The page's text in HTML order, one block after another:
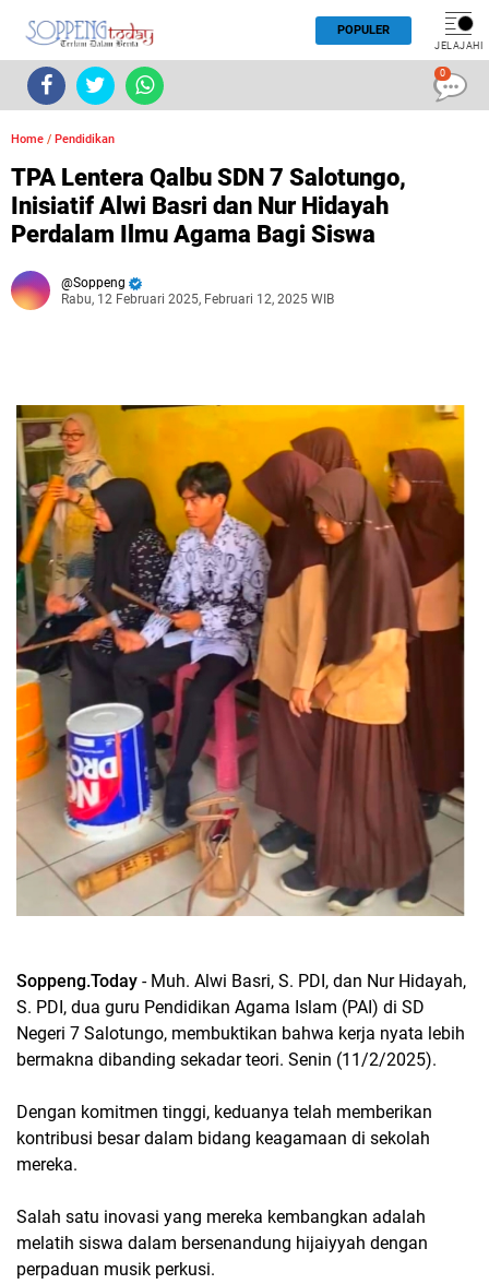
POPULER
JELAJAHI
Home / Pendidikan
TPA Lentera Qalbu SDN 7 Salotungo,
Inisiatif Alwi Basri dan Nur Hidayah
Perdalam Ilmu Agama Bagi Siswa
Soppeng
Rabu, 12 Februari 2025, Februari 12, 2025 WIB
Soppeng.Today - Muh. Alwi Basri, S. PDI, dan Nur Hidayah,
S. PDI, dua guru Pendidikan Agama Islam (PAI) di SD
Negeri 7 Salotungo, membuktikan bahwa kerja nyata lebih
bermakna dibanding sekadar teori. Senin (11/2/2025).
Dengan komitmen tinggi, keduanya telah memberikan
kontribusi besar dalam bidang keagamaan di sekolah
mereka.
Salah satu inovasi yang mereka kembangkan adalah
melatih siswa dalam bersenandung hijaiyyah dengan
perpaduan musik perkusi.
0